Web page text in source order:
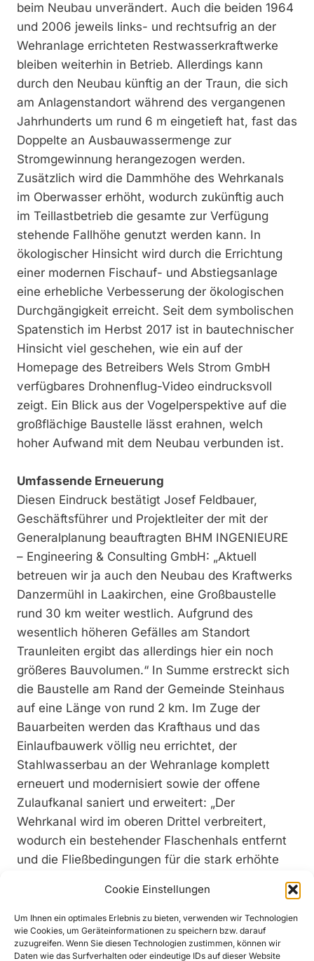
Cookie Einstellungen
Um Ihnen ein optimales Erlebnis zu bieten, verwenden wir Technologien
wie Cookies, um Geräteinformationen zu speichern bzw. darauf
zuzugreifen. Wenn Sie diesen Technologien zustimmen, können wir
Daten wie das Surfverhalten oder eindeutige IDs auf dieser Website
beim Neubau unverändert. Auch die beiden 1964
und 2006 jeweils links- und rechtsufrig an der
Wehranlage errichteten Restwasserkraftwerke
bleiben weiterhin in Betrieb. Allerdings kann
durch den Neubau künftig an der Traun, die sich
am Anlagenstandort während des vergangenen
Jahrhunderts um rund 6 m eingetieft hat, fast das
Doppelte an Ausbauwassermenge zur
Stromgewinnung herangezogen werden.
Zusätzlich wird die Dammhöhe des Wehrkanals
im Oberwasser erhöht, wodurch zukünftig auch
im Teillastbetrieb die gesamte zur Verfügung
stehende Fallhöhe genutzt werden kann. In
ökologischer Hinsicht wird durch die Errichtung
einer modernen Fischauf- und Abstiegsanlage
eine erhebliche Verbesserung der ökologischen
Durchgängigkeit erreicht. Seit dem symbolischen
Spatenstich im Herbst 2017 ist in bautechnischer
Hinsicht viel geschehen, wie ein auf der
Homepage des Betreibers Wels Strom GmbH
verfügbares Drohnenflug-Video eindrucksvoll
zeigt. Ein Blick aus der Vogelperspektive auf die
großflächige Baustelle lässt erahnen, welch
hoher Aufwand mit dem Neubau verbunden ist.
Umfassende Erneuerung
Diesen Eindruck bestätigt Josef Feldbauer,
Geschäftsführer und Projektleiter der mit der
Generalplanung beauftragten BHM INGENIEURE
– Engineering & Consulting GmbH: „Aktuell
betreuen wir ja auch den Neubau des Kraftwerks
Danzermühl in Laakirchen, eine Großbaustelle
rund 30 km weiter westlich. Aufgrund des
wesentlich höheren Gefälles am Standort
Traunleiten ergibt das allerdings hier ein noch
größeres Bauvolumen.“ In Summe erstreckt sich
die Baustelle am Rand der Gemeinde Steinhaus
auf eine Länge von rund 2 km. Im Zuge der
Bauarbeiten werden das Krafthaus und das
Einlaufbauwerk völlig neu errichtet, der
Stahlwasserbau an der Wehranlage komplett
erneuert und modernisiert sowie der offene
Zulaufkanal saniert und erweitert: „Der
Wehrkanal wird im oberen Drittel verbreitert,
wodurch ein bestehender Flaschenhals entfernt
und die Fließbedingungen für die stark erhöhte
Weiters erfolgen Sanierungsarbeiten auf der
ganzen Länge des Kanals, soweit diese nicht
schon in der Vergangenheit ausgeführt wurden“,
ergänzt Feldbauer. Wie beim Kraftwerk